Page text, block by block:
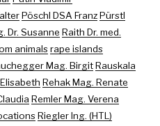
Pöschl DSA FranzPürstl
Dr. Susanne Raith Dr. med.
animalsrape islands
Mag. BirgitRauskala
Rehak Mag. Renate
Remler Mag. Verena
Riegler Ing. (HTL)